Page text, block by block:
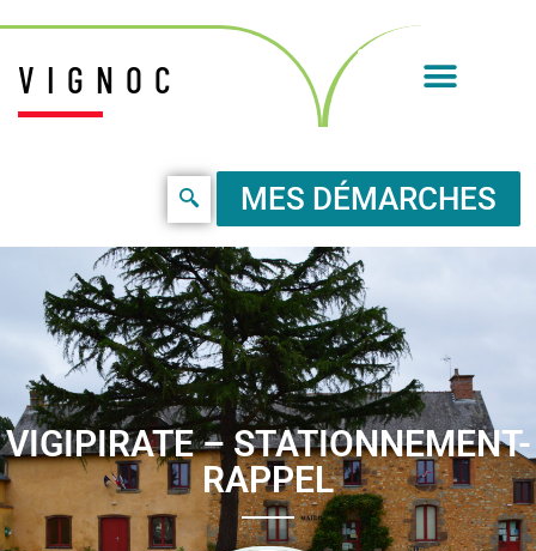
VIGNOC
MES DÉMARCHES
VIGIPIRATE – STATIONNEMENT-
RAPPEL